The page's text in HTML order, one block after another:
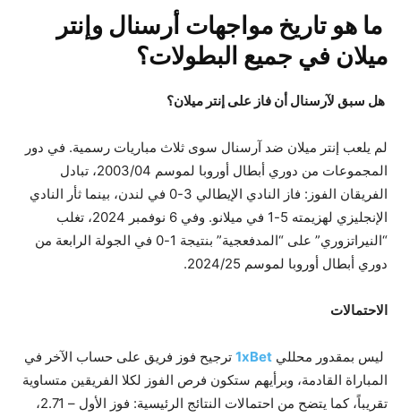
ما هو تاريخ مواجهات أرسنال وإنتر
ميلان في جميع البطولات؟
هل سبق لآرسنال أن فاز على إنتر ميلان؟
لم يلعب إنتر ميلان ضد آرسنال سوى ثلاث مباريات رسمية. في دور
المجموعات من دوري أبطال أوروبا لموسم 2003/04، تبادل
الفريقان الفوز: فاز النادي الإيطالي 3-0 في لندن، بينما ثأر النادي
الإنجليزي لهزيمته 5-1 في ميلانو. وفي 6 نوفمبر 2024، تغلب
“النيراتزوري” على “المدفعجية” بنتيجة 1-0 في الجولة الرابعة من
دوري أبطال أوروبا لموسم 2024/25.
الاحتمالات
ليس بمقدور محللي 1xBet ترجيح فوز فريق على حساب الآخر في
المباراة القادمة، وبرأيهم ستكون فرص الفوز لكلا الفريقين متساوية
تقريباً، كما يتضح من احتمالات النتائج الرئيسية: فوز الأول – 2.71،